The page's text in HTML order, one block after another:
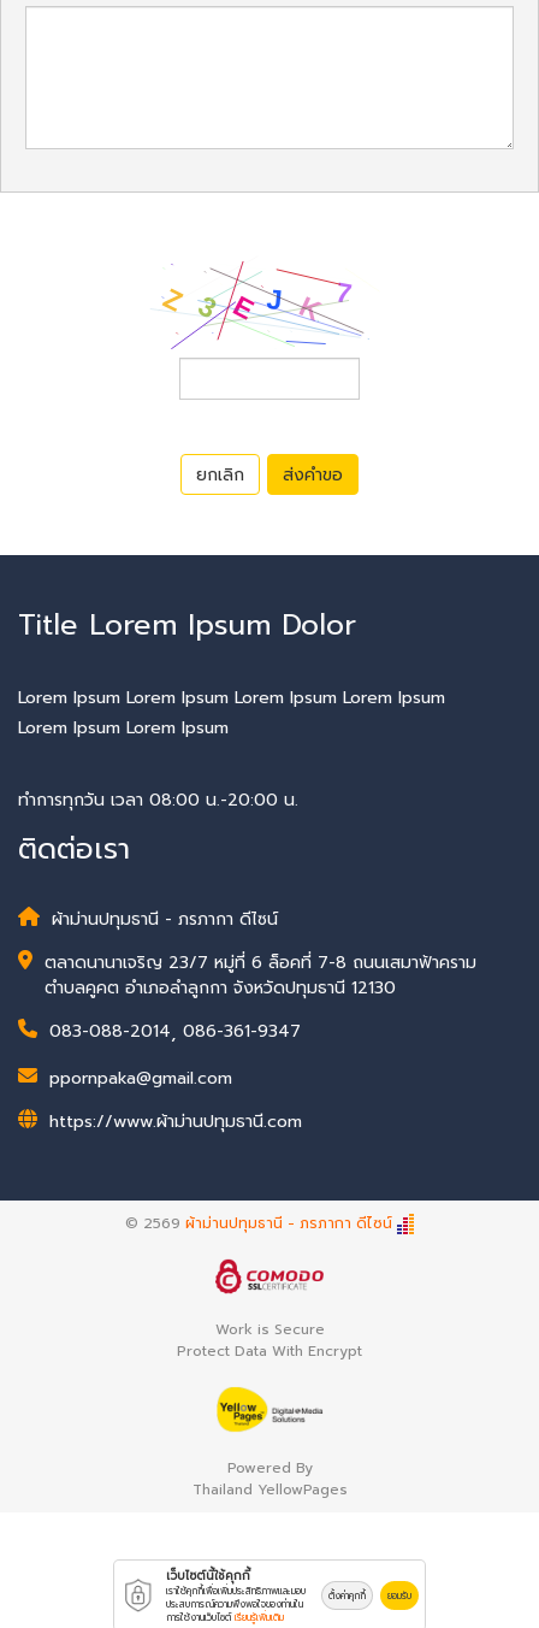
ยกเลิก ส่งคำขอ
Title Lorem Ipsum Dolor
Lorem Ipsum Lorem Ipsum Lorem Ipsum Lorem Ipsum
Lorem Ipsum Lorem Ipsum
ทำการทุกวัน เวลา 08:00 น.-20:00 น.
ติดต่อเรา
ผ้าม่านปทุมธานี - ภรภากา ดีไซน์
ตลาดนานาเจริญ 23/7 หมู่ที่ 6 ล็อคที่ 7-8 ถนนเสมาฟ้าคราม
ตำบลคูคต อำเภอลำลูกกา จังหวัดปทุมธานี 12130
083-088-2014, 086-361-9347
ppornpaka@gmail.com
https://www.ผ้าม่านปทุมธานี.com
© 2569 ผ้าม่านปทุมธานี - ภรภากา ดีไซน์
Work is Secure
Protect Data With Encrypt
Powered By
Thailand YellowPages
เว็บไซต์นี้ใช้คุกกี้
เราใช้คุกกี้เพื่อเพิ่มประสิทธิภาพและมอบ
ประสบการณ์ความพึงพอใจของท่านใน
การใช้งานเว็บไซต์เรียนรู้เพิ่มเติม
ตั้งค่าคุกกี้ ยอมรับ